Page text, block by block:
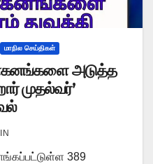
மாநில செய்திகள்
அடுத்த
முதல்வர்’
389